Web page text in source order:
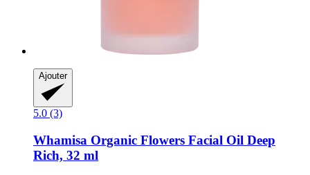
Ajouter
5.0 (3)
Whamisa Organic Flowers Facial Oil Deep
Rich, 32 ml